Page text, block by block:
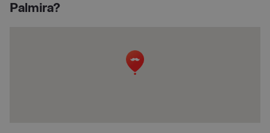
Palmira?